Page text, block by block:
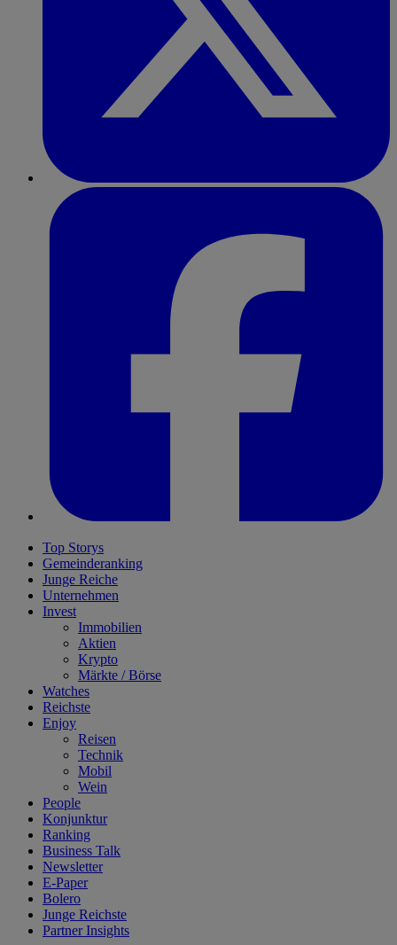
Top Storys
Gemeinderanking
Junge Reiche
Unternehmen
Invest
Immobilien
Aktien
Krypto
Märkte / Börse
Watches
Reichste
Enjoy
Reisen
Technik
Mobil
Wein
People
Konjunktur
Ranking
Business Talk
Newsletter
E-Paper
Bolero
Junge Reichste
Partner Insights